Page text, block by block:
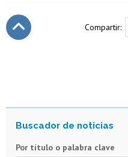
Compartir:
Por título o palabra clave